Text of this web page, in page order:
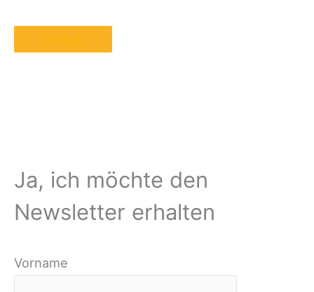
Zurück
Ja, ich möchte den
Newsletter erhalten
Vorname